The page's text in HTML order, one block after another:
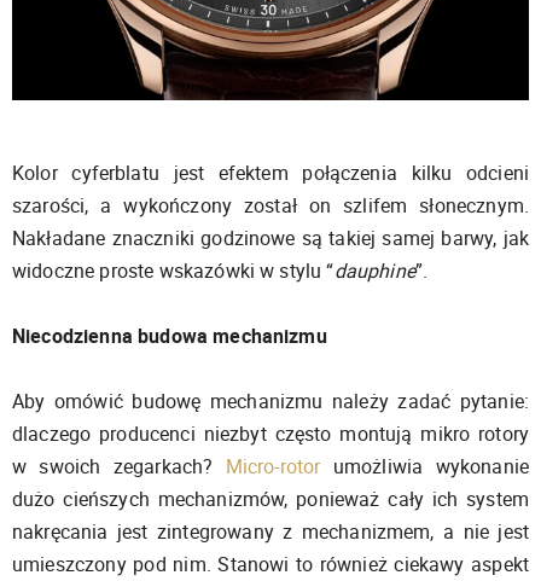
Kolor cyferblatu jest efektem połączenia kilku odcieni
szarości, a wykończony został on szlifem słonecznym.
Nakładane znaczniki godzinowe są takiej samej barwy, jak
widoczne proste wskazówki w stylu “dauphine”.
Niecodzienna budowa mechanizmu
Aby omówić budowę mechanizmu należy zadać pytanie:
dlaczego producenci niezbyt często montują mikro rotory
w swoich zegarkach? Micro-rotorumożliwia wykonanie
dużo cieńszych mechanizmów, ponieważ cały ich system
nakręcania jest zintegrowany z mechanizmem, a nie jest
umieszczony pod nim. Stanowi to również ciekawy aspekt